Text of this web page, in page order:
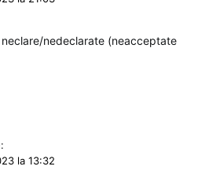
nedeclarate (neacceptate
la 13:32